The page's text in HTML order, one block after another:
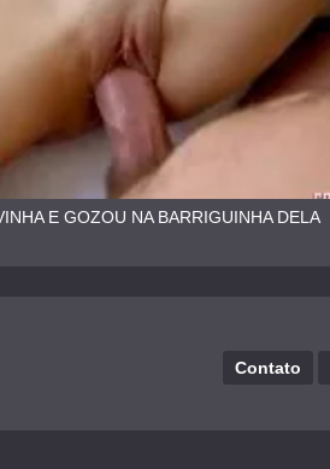
E GOZOU NA BARRIGUINHA DELA
Contato